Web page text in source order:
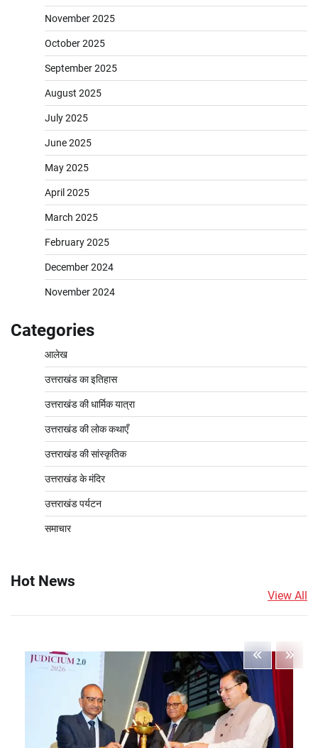
November 2025
October 2025
September 2025
August 2025
July 2025
June 2025
May 2025
April 2025
March 2025
February 2025
December 2024
November 2024
Categories
आलेख
उत्तराखंड का इतिहास
उत्तराखंड की धार्मिक यात्रा
उत्तराखंड की लोक कथाएँ
उत्तराखंड की सांस्कृतिक
उत्तराखंड के मंदिर
उत्तराखंड पर्यटन
समाचार
Hot News
View All